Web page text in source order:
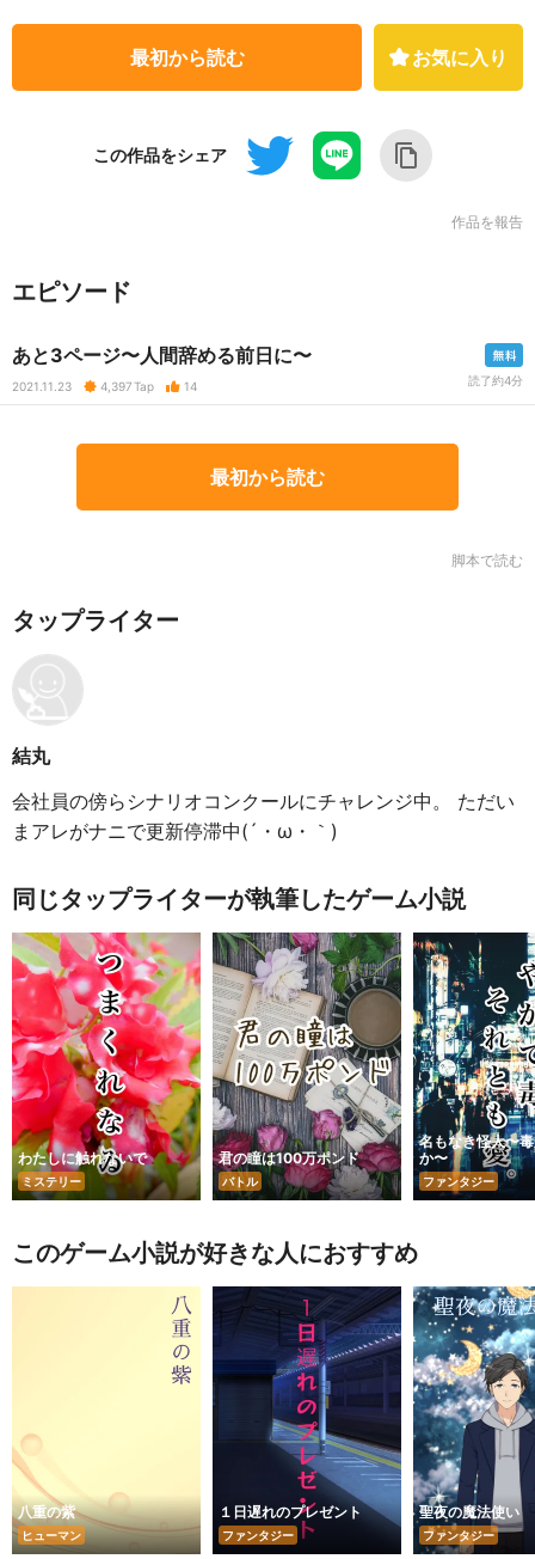
最初から読む お気に入り
この作品をシェア
作品を報告
エピソード
あと3ページ〜人間辞める前日に〜
2021.11.23 4,397Tap 14 読了約4分
最初から読む
脚本で読む
タップライター
結丸
会社員の傍らシナリオコンクールにチャレンジ中。 ただい
まアレがナニで更新停滞中(´・ω・｀)
同じタップライターが執筆したゲーム小説
わたしに触れないで
ミステリー
君の瞳は100万ポンド
バトル
名もなき怪人〜
か〜
ファンタジー
このゲーム小説が好きな人におすすめ
八重の紫
ヒューマン
１日遅れのプレゼント
ファンタジー
聖夜の魔法使い
ファンタジー